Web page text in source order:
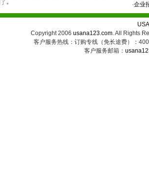
·企业
Copyright 2006 usana123.com. All Rights
客户服务热线：订购专线（免长途费）：
客户服务邮箱：